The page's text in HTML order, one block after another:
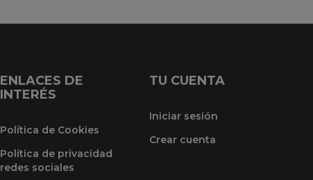
ENLACES DE
INTERÉS
Política de Cookies
Política de privacidad
redes sociales
TU CUENTA
Iniciar sesión
Crear cuenta